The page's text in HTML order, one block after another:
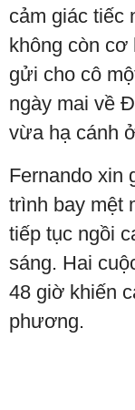
cảm giác tiếc
không còn
gửi cho cô
ngày mai về
vừa hạ cánh
Fernando xin
trình bay mệt
tiếp tục ngồi
sáng. Hai
48 giờ khiến
phương.